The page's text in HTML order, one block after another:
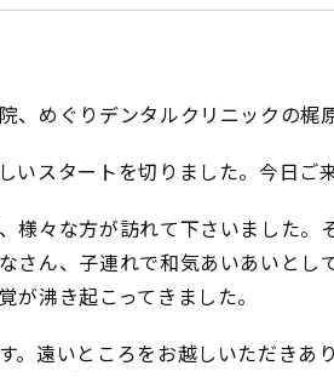
、めぐりデンタルクリニックの梶原
いスタートを切りました。今日ご
様々な方が訪れて下さいました
さん、子連れで和気あいあいと
が沸き起こってきました。
。遠いところをお越しいただき